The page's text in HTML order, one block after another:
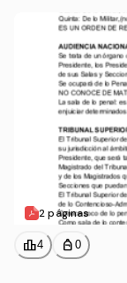
2 páginas
leaderboard4 personal_bag 0